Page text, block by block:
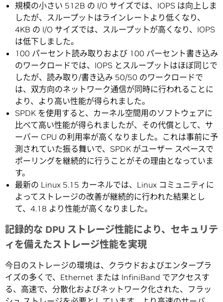
規模の小さい 512B の I/O サイズでは、IOPS は向上しま
したが、スループットはラインレートより低くなり、
4KB の I/O サイズでは、スループットが高くなり、IOPS
は低下しました。
100 パーセント読み取りおよび 100 パーセント書き込み
のワークロードでは、IOPS とスループットはほぼ同じで
したが、読み取り/書き込み 50/50 のワークロードで
は、双方向のネットワーク通信が同時に行われることに
より、より高い性能が得られました。
SPDK を使用すると、カーネル空間用のソフトウェアに
比べて高い性能が得られましたが、その代償として、サ
ーバー CPU の利用率が高くなりました。これは事前に予
測されていた振る舞いで、SPDK がユーザー スペースで
ポーリングを継続的に行うことがその理由となっていま
す。
最新の Linux 5.15 カーネルでは、Linux コミュニティに
よってストレージの改善が継続的に行われた結果とし
て、4.18 より性能が高くなりました。
記録的な DPU ストレージ性能により、セキュリテ
ィを備えたストレージ性能を実現
今日のストレージの環境は、クラウドおよびエンタープラ
イズの多くで、Ethernet または InfiniBand でアクセスす
る、高速で、分散化およびネットワーク化された、フラッ